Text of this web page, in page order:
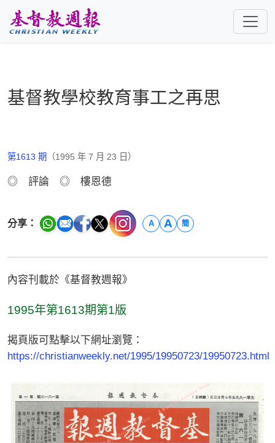
基督教學校教育事工之再思
第1613 期 （1995 年 7 月 23 日）
◎ 評論 ◎ 樓恩德
分享： A A 簡
內容刊載於《基督教週報》
1995年第1613期第1版
揭頁版可點擊以下網址瀏覽：
https://christianweekly.net/1995/19950723/19950723.html